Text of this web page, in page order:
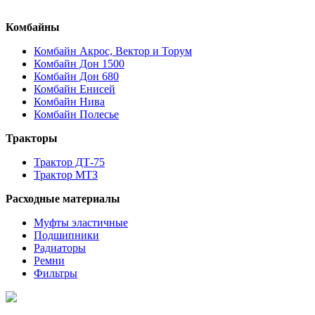
Комбайны
Комбайн Акрос, Вектор и Торум
Комбайн Дон 1500
Комбайн Дон 680
Комбайн Енисей
Комбайн Нива
Комбайн Полесье
Тракторы
Трактор ДТ-75
Трактор МТЗ
Расходные материалы
Муфты эластичные
Подшипники
Радиаторы
Ремни
Фильтры